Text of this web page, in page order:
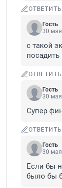
ОТВЕТИТЬ
Гость
30
с такой
ОТВЕТИТЬ
Гость
30
Супер
ОТВЕТИТЬ
Гость
30
Если бы
было бы